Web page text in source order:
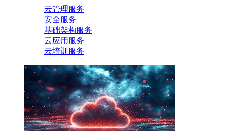
云管理服务
安全服务
基础架构服务
云应用服务
云培训服务